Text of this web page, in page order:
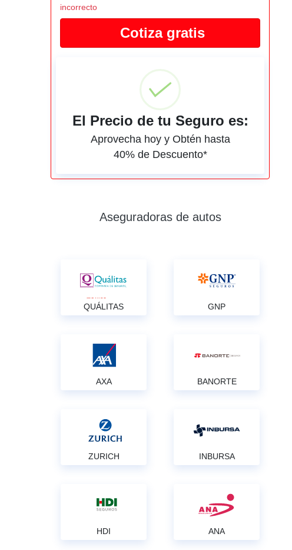
incorrecto
El Precio de tu Seguro es:
Aprovecha hoy y Obtén hasta
40% de Descuento*
Aseguradoras de autos
QUÁLITAS GNP
AXA BANORTE
ZURICH INBURSA
HDI ANA